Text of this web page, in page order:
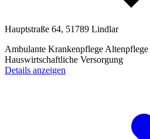
Hauptstraße 64, 51789 Lindlar
Ambulante Krankenpflege Altenpflege
Hauswirtschaftliche Versorgung
Details anzeigen